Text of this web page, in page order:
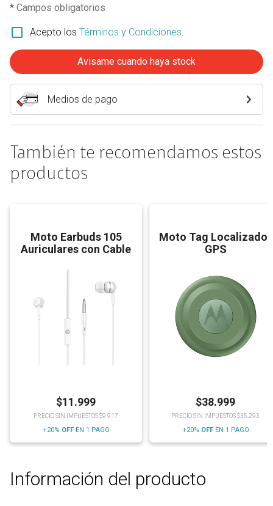
* Campos obligatorios
Acepto los Términos y Condiciones.
Avisame cuando haya stock
Medios de pago
También te recomendamos estos
productos
Moto Earbuds 105
Auriculares con Cable
$11.999
PRECIO SIN IMPUESTOS $9.917
+20% OFFEN 1 PAGO
Moto Tag Localizador
GPS
$38.999
PRECIO SIN IMPUESTOS $35.293
+20% OFFEN 1 PAGO
Información del producto